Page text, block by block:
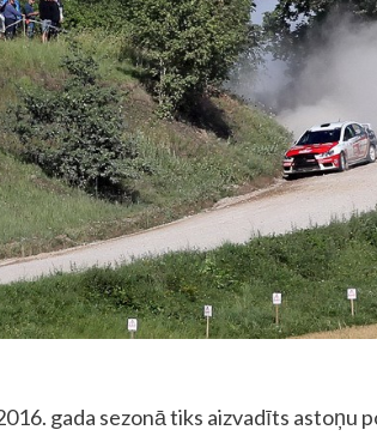
gada sezonā tiks aizvadīts astoņu